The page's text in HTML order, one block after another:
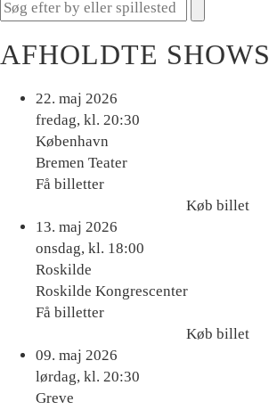
AFHOLDTE SHOWS
22. maj 2026
fredag, kl. 20:30
København
Bremen Teater
Få billetter
Køb billet
Køb
billet
13. maj 2026
onsdag, kl. 18:00
Roskilde
Roskilde Kongrescenter
Få billetter
Køb billet
Køb
billet
09. maj 2026
lørdag, kl. 20:30
Greve